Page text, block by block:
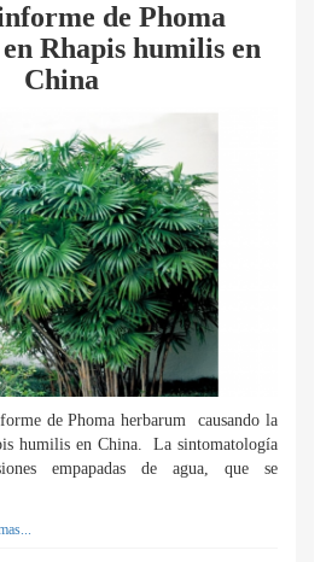
de Phoma
Rhapis humilis en
China
de Phoma herbarum causando la
humilis en China. La sintomatología
empapadas de agua, que se